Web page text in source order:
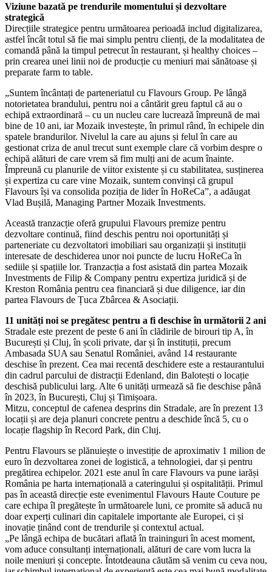
Viziune bazată pe trendurile momentului și dezvoltare
strategică
Direcțiile strategice pentru următoarea perioadă includ digitalizarea,
astfel încât totul să fie mai simplu pentru clienți, de la modalitatea de
comandă până la timpul petrecut în restaurant, și healthy choices –
prin crearea unei linii noi de producție cu meniuri mai sănătoase și
preparate farm to table.
„Suntem încântați de parteneriatul cu Flavours Group. Pe lângă
notorietatea brandului, pentru noi a cântărit greu faptul că au o
echipă extraordinară – cu un nucleu care lucrează împreună de mai
bine de 10 ani, iar Mozaik investește, în primul rând, în echipele din
spatele brandurilor. Nivelul la care au ajuns și felul în care au
gestionat criza de anul trecut sunt exemple clare că vorbim despre o
echipă alături de care vrem să fim mulți ani de acum înainte.
Împreună cu planurile de viitor existente și cu stabilitatea, susținerea
și expertiza cu care vine Mozaik, suntem convinși că grupul
Flavours își va consolida poziția de lider în HoReCa”, a adăugat
Vlad Bușilă, Managing Partner Mozaik Investments.
Această tranzacție oferă grupului Flavours premize pentru
dezvoltare continuă, fiind deschis pentru noi oportunități și
parteneriate cu dezvoltatori imobiliari sau organizații și instituții
interesate de deschiderea unor noi puncte de lucru HoReCa în
sediile și spațiile lor. Tranzacția a fost asistată din partea Mozaik
Investments de Filip & Company pentru expertiza juridică și de
Kreston România pentru cea financiară și due diligence, iar din
partea Flavours de Țuca Zbârcea & Asociații.
11 unități noi se pregătesc pentru a fi deschise în următorii 2 ani
Stradale este prezent de peste 6 ani în clădirile de birouri tip A, în
București și Cluj, în școli private, dar și în instituții, precum
Ambasada SUA sau Senatul României, având 14 restaurante
deschise în prezent. Cea mai recentă deschidere este a restaurantului
din cadrul parcului de distracții Edenland, din Balotești o locație
deschisă publicului larg. Alte 6 unități urmează să fie deschise până
în 2023, în București, Cluj și Timișoara.
Mitzu, conceptul de cafenea desprins din Stradale, are în prezent 13
locații și are deja planuri concrete pentru a deschide încă 5, cu o
locație flagship în Record Park, din Cluj.
Pentru Flavours se plănuiește o investiție de aproximativ 1 milion de
euro în dezvoltarea zonei de logistică, a tehnologiei, dar și pentru
pregătirea echipelor. 2021 este anul în care Flavours va pune iarăși
România pe harta internațională a cateringului și ospitalității. Primul
pas în această direcție este evenimentul Flavours Haute Couture pe
care echipa îl pregătește în următoarele luni, ce promite să aducă nu
doar experți culinari din capitalele importante ale Europei, ci și
inovație ținând cont de trendurile și contextul actual.
„Pe lângă echipa de bucătari aflată în traininguri în acest moment,
vom aduce consultanți internaționali, alături de care vom lucra la
noile meniuri și concepte. Întotdeauna căutăm să venim cu ceva nou,